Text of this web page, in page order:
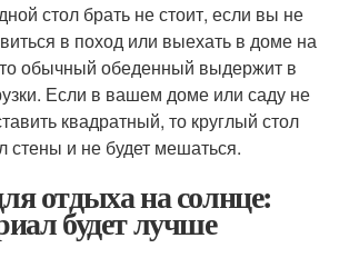
стол брать не стоит, если вы не
в поход или выехать в доме на
обычный обеденный выдержит в
Если в вашем доме или саду не
квадратный, то круглый стол
стены и не будет мешаться.
отдыха на солнце:
будет лучше